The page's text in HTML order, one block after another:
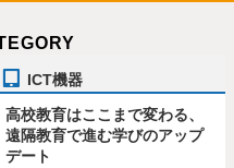
ICT機器
高校教育はここまで変わる、
遠隔教育で進む学びのアップ
デート